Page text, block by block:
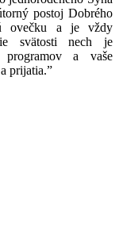
postoj Dobrého
ovečku a je vždy
svätosti nech je
programov a vaše
prijatia.”